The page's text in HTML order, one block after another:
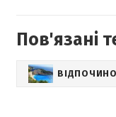
Пов'язані